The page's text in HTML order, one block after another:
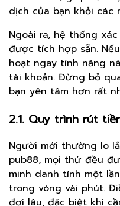
dịch của bạn khỏi
Ngoài ra, hệ thống
được tích hợp sẵn.
hoạt ngay tính năng
tài khoản. Đừng bỏ
bạn yên tâm hơn rất
2.1. Quy trình rút
Người mới thường lo
pub88, mọi thứ đều
minh danh tính một
trong vòng vài phút.
đợi lâu, đặc biệt khi